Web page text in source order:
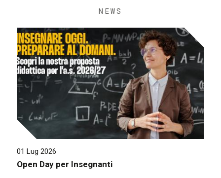
NEWS
01 Lug 2026
Open Day per Insegnanti